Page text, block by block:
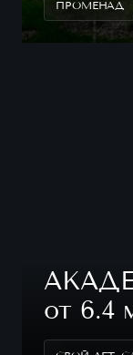
ПРОМЕНАД
от 6.4